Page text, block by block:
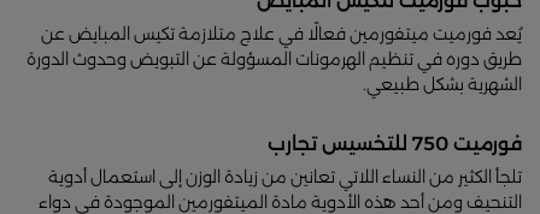
يُعد فورميت ميتفورمين فعالًا في علاج متلازمة تكيس المبايض عن
طريق دوره في تنظيم الهرمونات المسؤولة عن التبويض وحدوث الدورة
الشهرية بشكل طبيعي.
فورميت 750 للتخسيس تجارب
تلجأ الكثير من النساء اللاتي تعانين من زيادة الوزن إلى استعمال أدوية
التنحيف ومن أحد هذه الأدوية مادة الميتفورمين الموجودة في دواء